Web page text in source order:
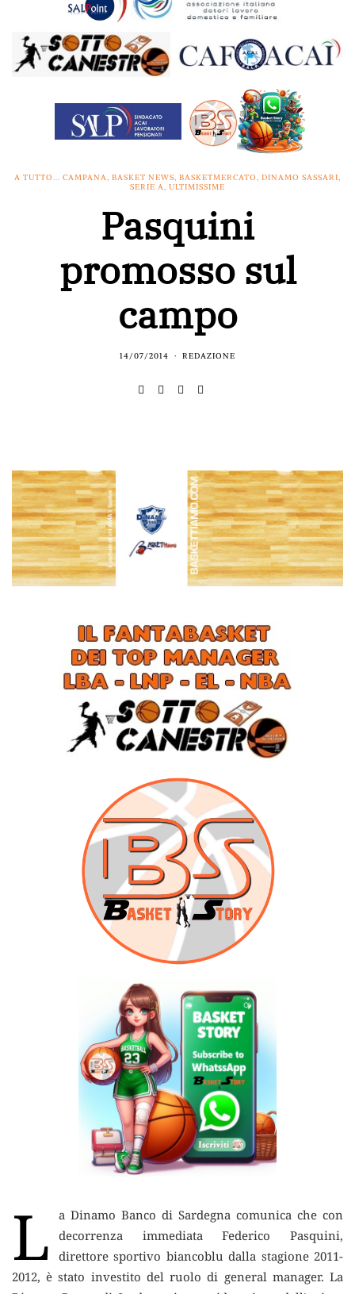
A TUTTO... CAMPANA, BASKET NEWS, BASKETMERCATO, DINAMO SASSARI,
SERIE A, ULTIMISSIME
Pasquini
promosso sul
campo
14/07/2014 REDAZIONE
L
a Dinamo Banco di Sardegna comunica che con
decorrenza immediata Federico Pasquini,
direttore sportivo biancoblu dalla stagione 2011-
2012, è stato investito del ruolo di general manager. La